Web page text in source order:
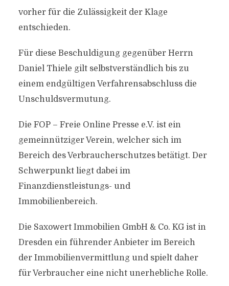
vorher für die Zulässigkeit der Klage
entschieden.
Für diese Beschuldigung gegenüber Herrn
Daniel Thiele gilt selbstverständlich bis zu
einem endgültigen Verfahrensabschluss die
Unschuldsvermutung.
Die FOP – Freie Online Presse e.V. ist ein
gemeinnütziger Verein, welcher sich im
Bereich des Verbraucherschutzes betätigt. Der
Schwerpunkt liegt dabei im
Finanzdienstleistungs- und
Immobilienbereich.
Die Saxowert Immobilien GmbH & Co. KG ist in
Dresden ein führender Anbieter im Bereich
der Immobilienvermittlung und spielt daher
für Verbraucher eine nicht unerhebliche Rolle.